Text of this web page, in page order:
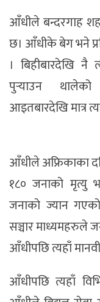
आँधीले बन्दरगाह
छ। आँधीके बेग भने
। बिहीबारदेखि नै
पुर्‍याउन
आइतबारदेखि मात्र
आँधीले अफ्रिकाका
१८० जनाको मृत्यु
जनाको ज्यान गएको
सञ्चार माध्यमहरुले
आँधीपछि त्यहाँ
आँधीपछि त्यहाँ